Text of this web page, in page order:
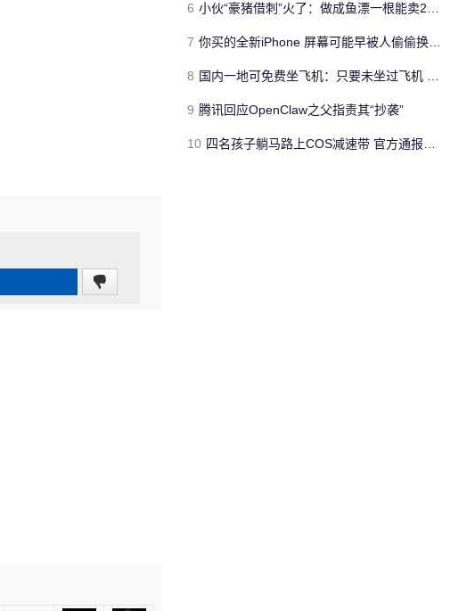
6 小伙“豪猪借刺”火了：做成鱼漂一根能卖268元
7 你买的全新iPhone 屏幕可能早被人偷偷换走了
8 国内一地可免费坐飞机：只要未坐过飞机 均可免费申请
9 腾讯回应OpenClaw之父指责其“抄袭”
10 四名孩子躺马路上COS减速带 官方通报：已进行教育劝导